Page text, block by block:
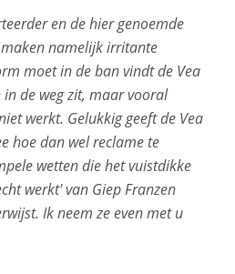
en de hier genoemde
namelijk irritante
moet in de ban vindt de Vea
de weg zit, maar vooral
werkt. Gelukkig geeft de Vea
hoe dan wel reclame te
wetten die het vuistdikke
werkt' van Giep Franzen
Ik neem ze even met u